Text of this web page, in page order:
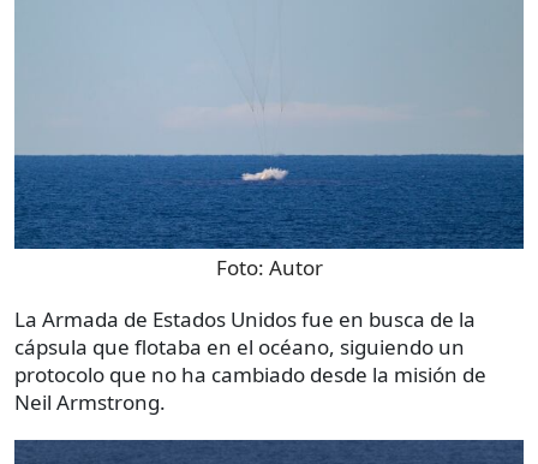
Foto: Autor
La Armada de Estados Unidos fue en busca de la
cápsula que flotaba en el océano, siguiendo un
protocolo que no ha cambiado desde la misión de
Neil Armstrong.